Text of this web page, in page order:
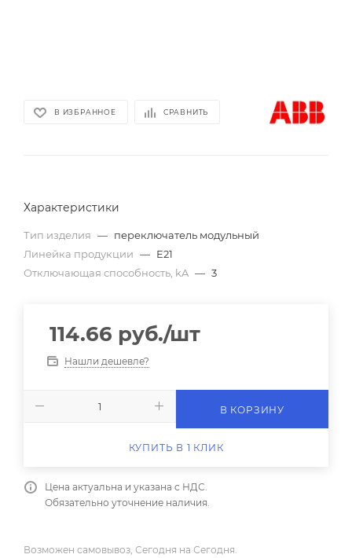
В ИЗБРАННОЕ СРАВНИТЬ
Характеристики
Тип изделия — переключатель модульный
Линейка продукции — E21
Отключающая способность, kA — 3
114.66 руб./шт
Нашли дешевле?
В КОРЗИНУ
КУПИТЬ В 1 КЛИК
Цена актуальна и указана с НДС.
Обязательно уточнение наличия.
Возможен самовывоз, Сегодня на Сегодня.